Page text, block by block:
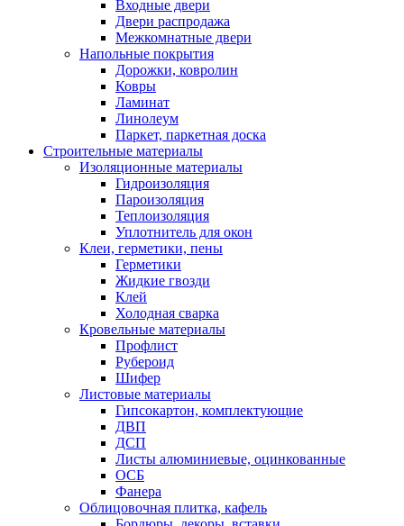
Входные двери
Двери распродажа
Межкомнатные двери
Напольные покрытия
Дорожки, ковролин
Ковры
Ламинат
Линолеум
Паркет, паркетная доска
Строительные материалы
Изоляционные материалы
Гидроизоляция
Пароизоляция
Теплоизоляция
Уплотнитель для окон
Клеи, герметики, пены
Герметики
Жидкие гвозди
Клей
Холодная сварка
Кровельные материалы
Профлист
Рубероид
Шифер
Листовые материалы
Гипсокартон, комплектующие
ДВП
ДСП
Листы алюминиевые, оцинкованные
ОСБ
Фанера
Облицовочная плитка, кафель